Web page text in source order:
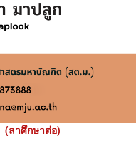
(ลาศึกษาต่อ)